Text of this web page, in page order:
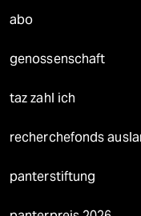
abo
genossenschaft
taz zahl ich
recherchefonds
panterstiftung